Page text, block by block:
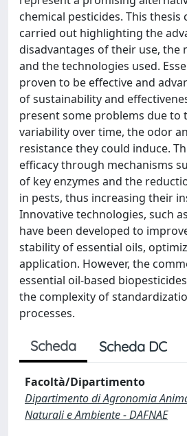
chemical pesticides. This thesis
carried out highlighting the
disadvantages of their use, the
and the technologies used.
proven to be effective and
of sustainability and
present some problems due to
variability over time, the odor
resistance they could induce.
efficacy through mechanisms
of key enzymes and the
in pests, thus increasing their
Innovative technologies, such
have been developed to
stability of essential oils,
application. However, the
essential oil-based
the complexity of
processes.
Scheda Scheda DC
Facoltà/Dipartimento
Dipartimento di Agronomia
Naturali e Ambiente - DAFNAE